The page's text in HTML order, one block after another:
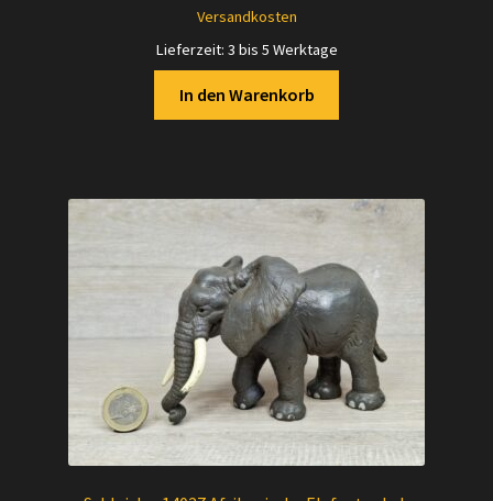
Versandkosten
Lieferzeit: 3 bis 5 Werktage
In den Warenkorb